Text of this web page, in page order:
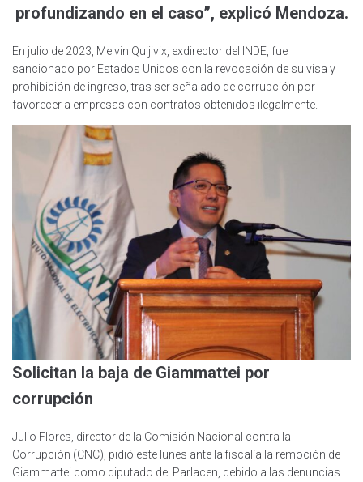
profundizando en el caso”, explicó Mendoza.
En julio de 2023, Melvin Quijivix, exdirector del INDE, fue
sancionado por Estados Unidos con la revocación de su visa y
prohibición de ingreso, tras ser señalado de corrupción por
favorecer a empresas con contratos obtenidos ilegalmente.
Solicitan la baja de Giammattei por
corrupción
Julio Flores, director de la Comisión Nacional contra la
Corrupción (CNC), pidió este lunes ante la fiscalía la remoción de
Giammattei como diputado del Parlacen, debido a las denuncias